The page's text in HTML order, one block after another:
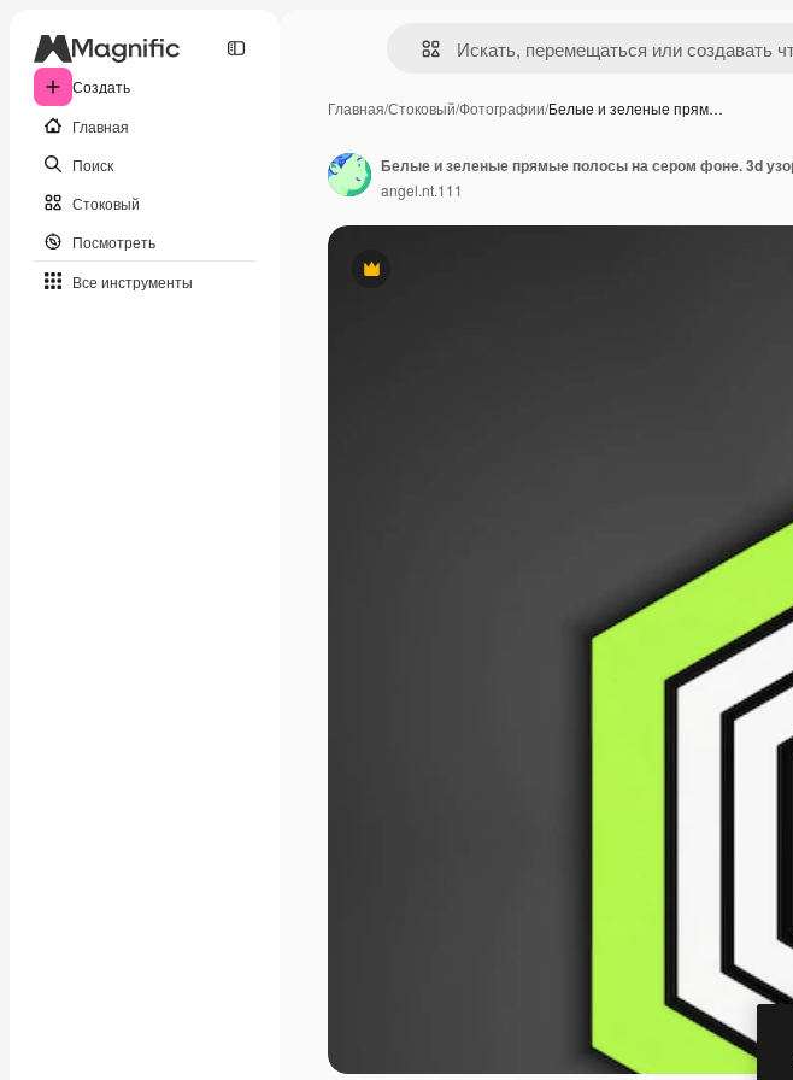
Создать
Главная
Поиск
Стоковый
Посмотреть
Все инструменты
Главная/Стоковый/Фотографии/Белые и зеленые прям…
Премиум
angel.nt.111